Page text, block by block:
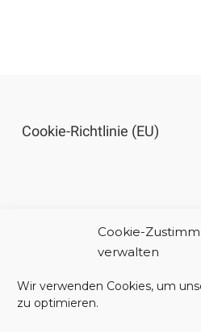
Cookie-
verwalten
Wir verwenden Cookies, um
zu optimieren.
Cookie-Richtlinie (EU)